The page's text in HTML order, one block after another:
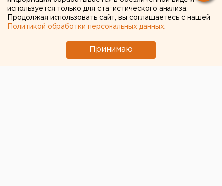
стражу
Решение суда обусловлено тем, что Виктор
Контеев является высокопоставленным
чиновником, обличенным властными
используется только для статистического анализа.
Продолжая использовать сайт, вы соглашаетесь с нашей
Политикой обработки персональных данных
Принимаю